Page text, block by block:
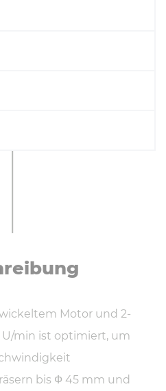
Motor und 2-
min ist optimiert, um
bis Ф 45 mm und